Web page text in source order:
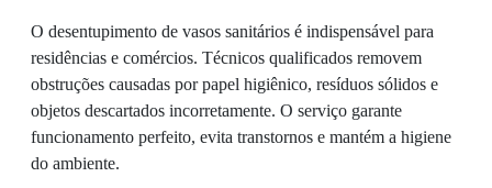
O desentupimento de vasos sanitários é indispensável para
residências e comércios. Técnicos qualificados removem
obstruções causadas por papel higiênico, resíduos sólidos e
objetos descartados incorretamente. O serviço garante
funcionamento perfeito, evita transtornos e mantém a higiene
do ambiente.